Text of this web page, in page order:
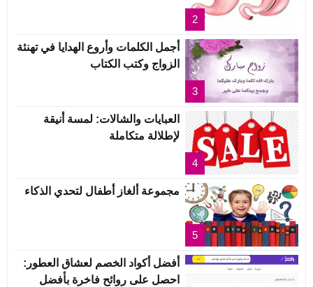
2
3
أجمل الكلمات وأروع الهدايا في تهنئة
الزواج وكتب الكتاب
4
العبايات والشالات: لمسة أنيقة
لإطلالة متكاملة
5
مجموعة ألغاز أطفال لتحدي الذكاء
أفضل أكواد الخصم لعشاق العطور:
احصل على روائح فاخرة بأفضل